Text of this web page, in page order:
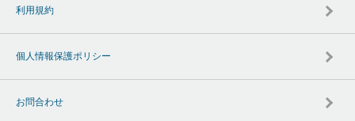
利用規約
個人情報保護ポリシー
お問合わせ